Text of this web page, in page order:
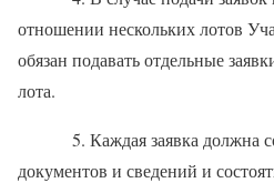
отношении нескольких лотов
обязан подавать отдельные
лота.
5. Каждая заявка должна
документов и сведений и